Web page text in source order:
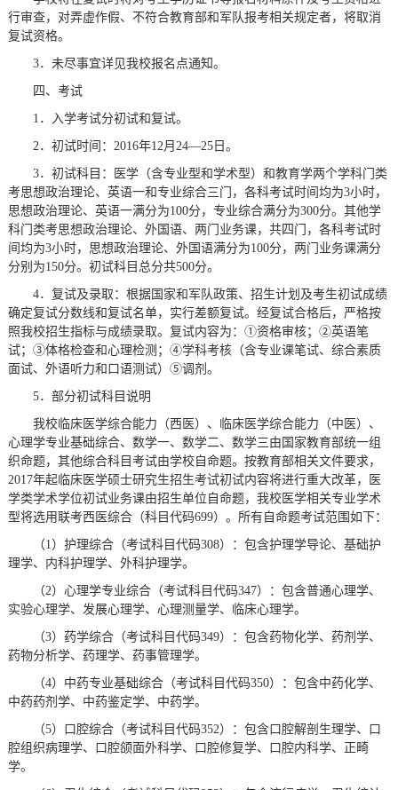
行审查，对弄虚作假、不符合教育部和军队报考相关规定者，将取消
复试资格。
3．未尽事宜详见我校报名点通知。
四、考试
1．入学考试分初试和复试。
2．初试时间：2016年12月24—25日。
3．初试科目：医学（含专业型和学术型）和教育学两个学科门类
考思想政治理论、英语一和专业综合三门，各科考试时间均为3小时，
思想政治理论、英语一满分为100分，专业综合满分为300分。其他学
科门类考思想政治理论、外国语、两门业务课，共四门，各科考试时
间均为3小时，思想政治理论、外国语满分为100分，两门业务课满分
分别为150分。初试科目总分共500分。
4．复试及录取：根据国家和军队政策、招生计划及考生初试成绩
确定复试分数线和复试名单，实行差额复试。经复试合格后，严格按
照我校招生指标与成绩录取。复试内容为：①资格审核；②英语笔
试；③体格检查和心理检测；④学科考核（含专业课笔试、综合素质
面试、外语听力和口语测试）⑤调剂。
5．部分初试科目说明
我校临床医学综合能力（西医）、临床医学综合能力（中医）、
心理学专业基础综合、数学一、数学二、数学三由国家教育部统一组
织命题，其他综合科目考试由学校自命题。按教育部相关文件要求，
2017年起临床医学硕士研究生招生考试初试内容将进行重大改革，医
学类学术学位初试业务课由招生单位自命题，我校医学相关专业学术
型将选用联考西医综合（科目代码699）。所有自命题考试范围如下：
（1）护理综合（考试科目代码308）：包含护理学导论、基础护
理学、内科护理学、外科护理学。
（2）心理学专业综合（考试科目代码347）：包含普通心理学、
实验心理学、发展心理学、心理测量学、临床心理学。
（3）药学综合（考试科目代码349）：包含药物化学、药剂学、
药物分析学、药理学、药事管理学。
（4）中药专业基础综合（考试科目代码350）：包含中药化学、
中药药剂学、中药鉴定学、中药学。
（5）口腔综合（考试科目代码352）：包含口腔解剖生理学、口
腔组织病理学、口腔颌面外科学、口腔修复学、口腔内科学、正畸
学。